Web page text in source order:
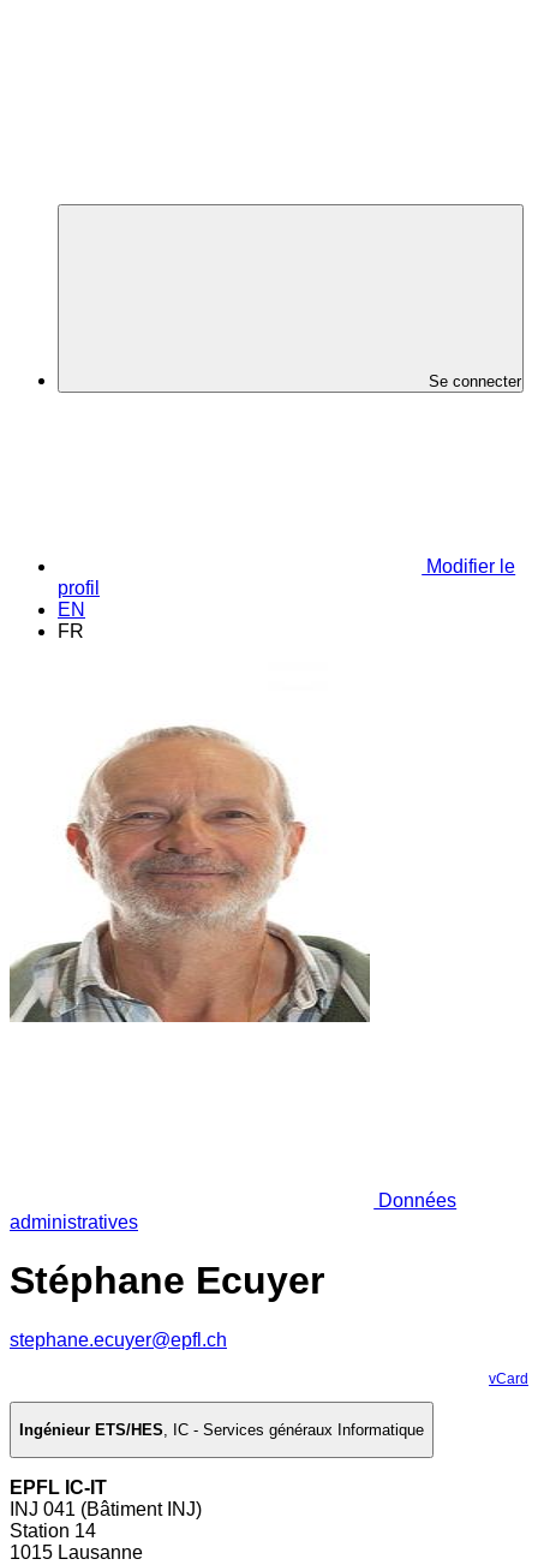
Se connecter
Modifier le
profil
EN
FR
Données
administratives
Stéphane Ecuyer
stephane.ecuyer@epfl.ch
vCard
Ingénieur ETS/HES, IC - Services généraux Informatique
EPFL IC-IT
INJ 041 (Bâtiment INJ)
Station 14
1015 Lausanne